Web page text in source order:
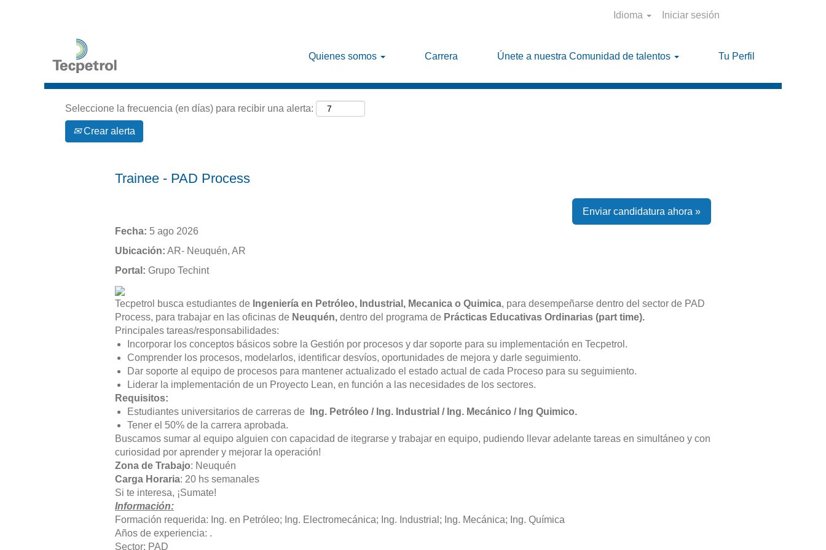
Idioma Iniciar sesión
Quienes somos Carrera Únete a nuestra Comunidad de talentos Tu Perfil
Seleccione la frecuencia (en días) para recibir una alerta:
Crear alerta
Trainee - PAD Process
Enviar candidatura ahora »
Fecha: 5 ago 2026
Ubicación: AR- Neuquén, AR
Portal: Grupo Techint
Tecpetrol busca estudiantes de Ingeniería en Petróleo, Industrial, Mecanica o Quimica, para desempeñarse dentro del sector de PAD
Process, para trabajar en las oficinas de Neuquén, dentro del programa de Prácticas Educativas Ordinarias (part time).
Principales tareas/responsabilidades:
Incorporar los conceptos básicos sobre la Gestión por procesos y dar soporte para su implementación en Tecpetrol.
Comprender los procesos, modelarlos, identificar desvíos, oportunidades de mejora y darle seguimiento.
Dar soporte al equipo de procesos para mantener actualizado el estado actual de cada Proceso para su seguimiento.
Liderar la implementación de un Proyecto Lean, en función a las necesidades de los sectores.
Requisitos:
Estudiantes universitarios de carreras de
Ing. Petróleo / Ing. Industrial / Ing. Mecánico / Ing Quimico.
Tener el 50% de la carrera aprobada.
Buscamos sumar al equipo alguien con capacidad de itegrarse y trabajar en equipo, pudiendo llevar adelante tareas en simultáneo y con
curiosidad por aprender y mejorar la operación!
Zona de Trabajo: Neuquén
Carga Horaria: 20 hs semanales
Si te interesa, ¡Sumate!
Información:
Formación requerida: Ing. en Petróleo; Ing. Electromecánica; Ing. Industrial; Ing. Mecánica; Ing. Química
Años de experiencia: .
Sector: PAD